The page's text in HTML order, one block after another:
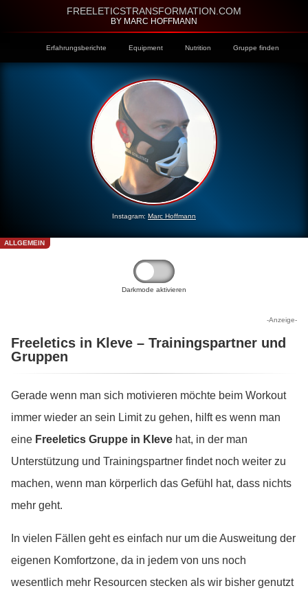
FREELETICSTRANSFORMATION.COM
BY MARC HOFFMANN
Erfahrungsberichte Equipment Nutrition Gruppe finden
Instagram: Marc Hoffmann
ALLGEMEIN
Darkmode aktivieren
-Anzeige-
Freeletics in Kleve – Trainingspartner und
Gruppen
Gerade wenn man sich motivieren möchte beim Workout
immer wieder an sein Limit zu gehen, hilft es wenn man
eine Freeletics Gruppe in Kleve hat, in der man
Unterstützung und Trainingspartner findet noch weiter zu
machen, wenn man körperlich das Gefühl hat, dass nichts
mehr geht.
In vielen Fällen geht es einfach nur um die Ausweitung der
eigenen Komfortzone, da in jedem von uns noch
wesentlich mehr Resourcen stecken als wir bisher genutzt